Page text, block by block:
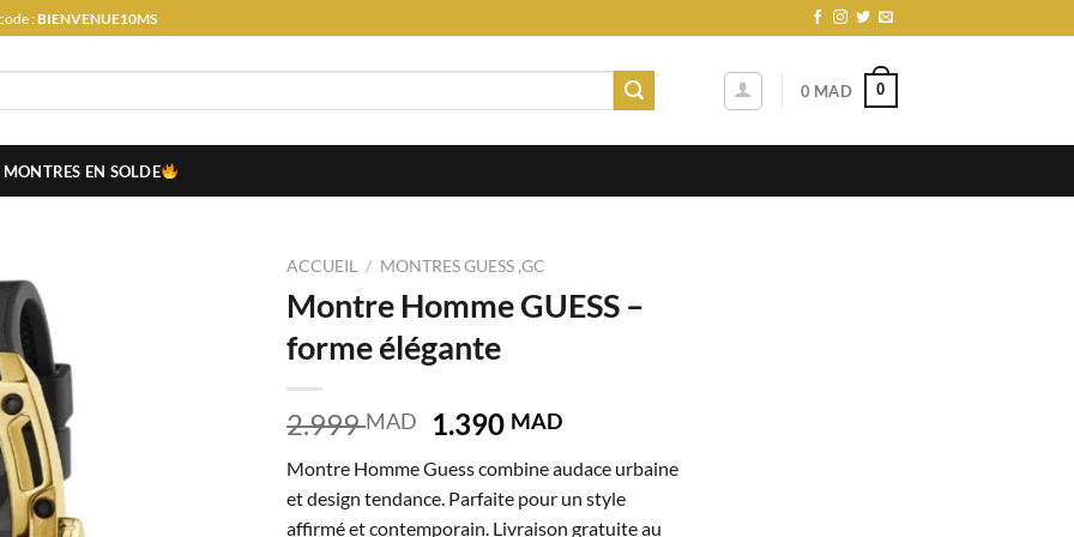
:BIENVENUE10MS
0 MAD 0
MONTRES EN SOLDE
ACCUEIL / MONTRES GUESS ,GC
Montre Homme GUESS –
forme élégante
2.999MAD
Le
initial
était :
1.390 MADLe
actuel
est :
Montre Homme Guess combine audace urbaine
et design tendance. Parfaite pour un style
affirmé et contemporain. Livraison gratuite au